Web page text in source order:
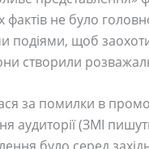
фактів не було
щоб
створили
за помилки в
аудиторії (ЗМІ